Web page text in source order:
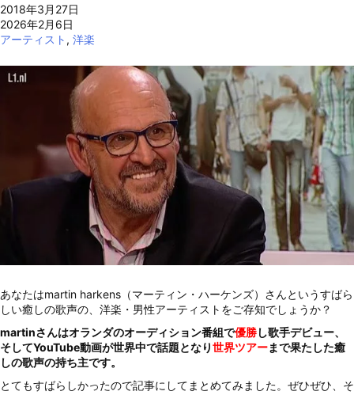
2018年3月27日
2026年2月6日
アーティスト , 洋楽
あなたはmartin harkens（マーティン・ハーケンズ）さんというすばら
しい癒しの歌声の、洋楽・男性アーティストをご存知でしょうか？
martinさんはオランダのオーディション番組で優勝し歌手デビュー、
そしてYouTube動画が世界中で話題となり世界ツアーまで果たした癒
しの歌声の持ち主です。
とてもすばらしかったので記事にしてまとめてみました。ぜひぜひ、そ